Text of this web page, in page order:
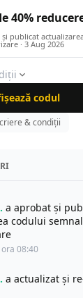
40%
publicat
· 3 Aug 2026
codul
& condiții
a aprobat și
codului
ora 08:40
a actualizat şi